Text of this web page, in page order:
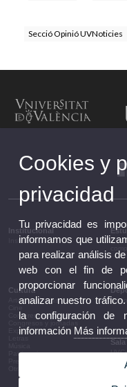
Secció Opinió UVNoticies
Institucional
Institucional
Cultura
Artes escénicas
Conferencias y debates
Congresos y jornadas
Exposiciones
Patrimonio
Cookies y
privacidad
Tu privacidad es
informamos que
para realizar análisis
web con el fin de
proporcionar
analizar nuestro
la configuración de
información Más